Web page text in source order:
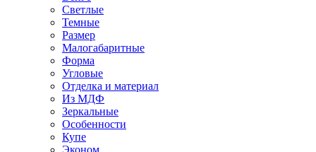
Светлые
Темные
Размер
Малогабаритные
Форма
Угловые
Отделка и материал
Из МДФ
Зеркальные
Особенности
Купе
Эконом